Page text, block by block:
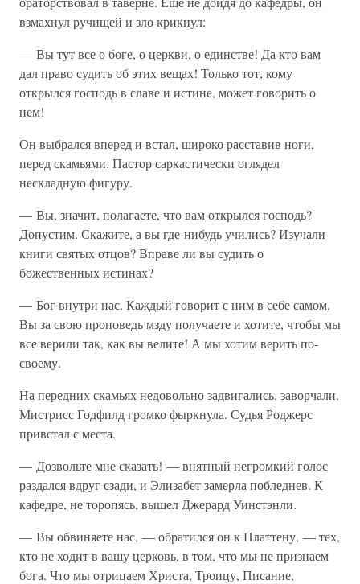
взмахнул ручищей и зло крикнул:
— Вы тут все о боге, о церкви, о единстве! Да кто вам
дал право судить об этих вещах! Только тот, кому
открылся господь в славе и истине, может говорить о
нем!
Он выбрался вперед и встал, широко расставив ноги,
перед скамьями. Пастор саркастически оглядел
нескладную фигуру.
— Вы, значит, полагаете, что вам открылся господь?
Допустим. Скажите, а вы где-нибудь учились? Изучали
книги святых отцов? Вправе ли вы судить о
божественных истинах?
— Бог внутри нас. Каждый говорит с ним в себе самом.
Вы за свою проповедь мзду получаете и хотите, чтобы мы
все верили так, как вы велите! А мы хотим верить по-
своему.
На передних скамьях недовольно задвигались, заворчали.
Мистрисс Годфилд громко фыркнула. Судья Роджерс
привстал с места.
— Дозвольте мне сказать! — внятный негромкий голос
раздался вдруг сзади, и Элизабет замерла побледнев. К
кафедре, не торопясь, вышел Джерард Уинстэнли.
— Вы обвиняете нас, — обратился он к Платтену, — тех,
кто не ходит в вашу церковь, в том, что мы не признаем
бога. Что мы отрицаем Христа, Троицу, Писание,